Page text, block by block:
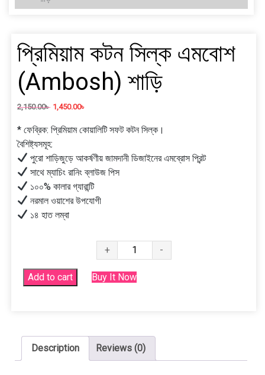
প্রিমিয়াম কটন সিল্ক এমবোশ
(Ambosh) শাড়ি
2,150.00৳ 1,450.00৳
* ফেব্রিক: প্রিমিয়াম কোয়ালিটি সফট কটন সিল্ক।
বৈশিষ্ট্যসমূহ:
পুরো শাড়িজুড়ে আকর্ষণীয় জামদানী ডিজাইনের এমব্রোস প্রিন্ট
সাথে ম্যাচিং রানিং ব্লাউজ পিস
১০০% কালার গ্যারান্টি
নরমাল ওয়াশের উপযোগী
১৪ হাত লম্বা
+
প্রিমিয়াম
কটন
সিল্ক
-
Add to cart Buy It Now
Description Reviews (0)